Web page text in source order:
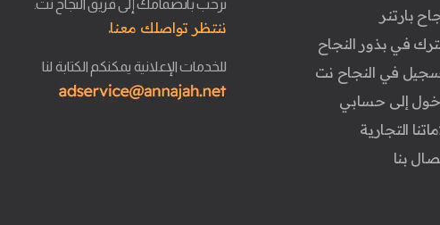
بارتنر
في بذور النجاح
في النجاح نت
إلى حسابي
التجارية
بنا
نرحب بانضمامك إلى فريق النجاح نت.
ننتظر تواصلك معنا.
للخدمات الإعلانية يمكنكم الكتابة لنا